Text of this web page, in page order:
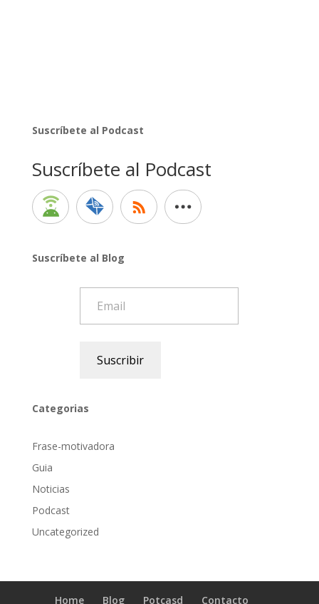
Suscríbete al Podcast
Suscríbete al Podcast
Suscríbete al Blog
Suscribir
Categorias
Frase-motivadora
Guia
Noticias
Podcast
Uncategorized
Home Blog Potcasd Contacto